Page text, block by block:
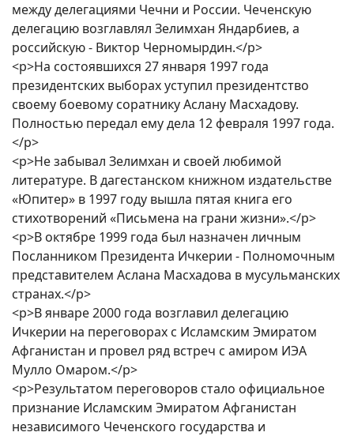
между делегациями Чечни и России. Чеченскую
делегацию возглавлял Зелимхан Яндарбиев, а
российскую - Виктор Черномырдин.</p>
<p>На состоявшихся 27 января 1997 года
президентских выборах уступил президентство
своему боевому соратнику Аслану Масхадову.
Полностью передал ему дела 12 февраля 1997 года.
</p>
<p>Не забывал Зелимхан и своей любимой
литературе. В дагестанском книжном издательстве
«Юпитер» в 1997 году вышла пятая книга его
стихотворений «Письмена на грани жизни».</p>
<p>В октябре 1999 года был назначен личным
Посланником Президента Ичкерии - Полномочным
представителем Аслана Масхадова в мусульманских
странах.</p>
<p>В январе 2000 года возглавил делегацию
Ичкерии на переговорах с Исламским Эмиратом
Афганистан и провел ряд встреч с амиром ИЭА
Мулло Омаром.</p>
<p>Результатом переговоров стало официальное
признание Исламским Эмиратом Афганистан
независимого Чеченского государства и